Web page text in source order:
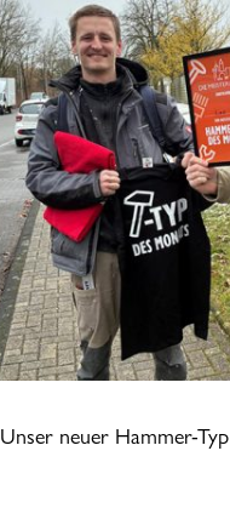
Unser neuer Hammer-